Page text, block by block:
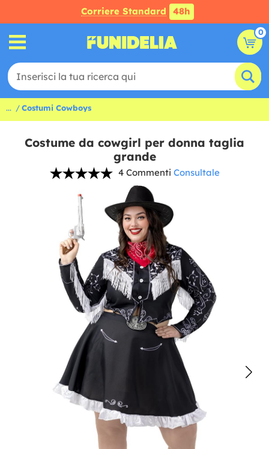
Corriere Standard 48h
0
... Costumi Cowboys
Costume da cowgirl per donna taglia
grande
4 Commenti Consultale